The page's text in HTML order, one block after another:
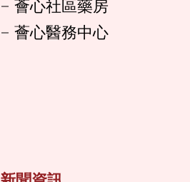
薈心社區藥房
薈心醫務中心